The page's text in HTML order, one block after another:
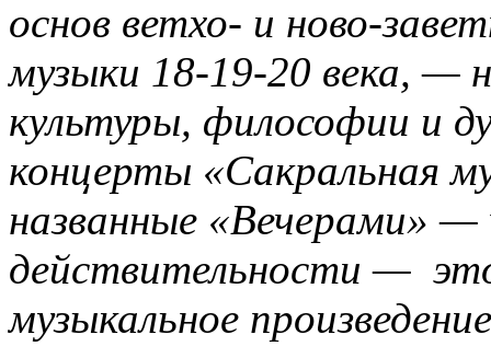
основ ветхо- и ново-
музыки 18-19-20 века, —
культуры, философии и
концерты «Сакральная
названные «Вечерами»
действительности —
музыкальное